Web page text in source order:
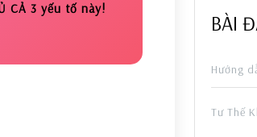
CẢ 3 yếu tố này!
BÀI
Hướng
Tư Thế